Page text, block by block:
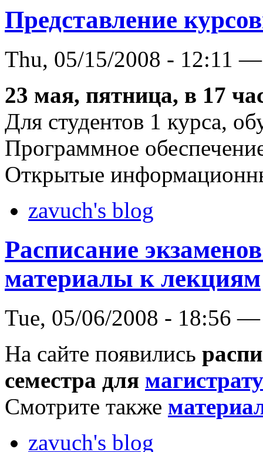
Представление
Thu, 05/15/2008 - 12:11
23 мая, пятница, в 17
Для студентов 1 курса,
Программное
Открытые
zavuch's blog
Расписание
материалы к лекциям
Tue, 05/06/2008 - 18:56 —
На сайте появились
семестра для
Смотрите также
zavuch's blog